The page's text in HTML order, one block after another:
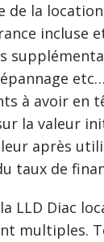
de la
incluse
etc…
à avoir en
la valeur
après
taux de
LLD Diac
multiples.